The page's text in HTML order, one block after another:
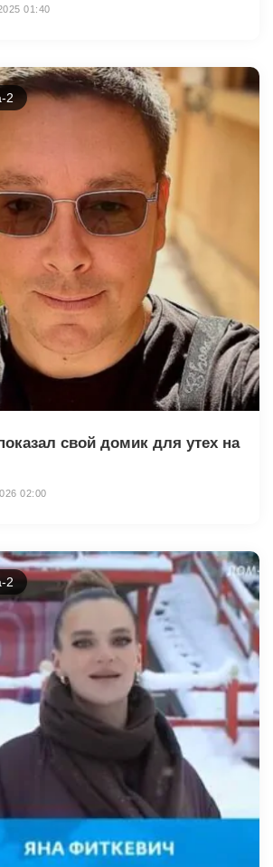
01:40
2
свой домик для утех на
02:00
2